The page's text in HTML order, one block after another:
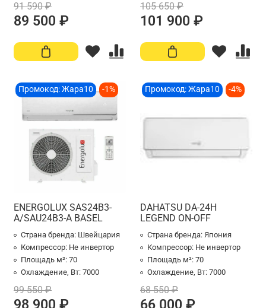
91 590 ₽
89 500 ₽
105 650 ₽
101 900 ₽
Промокод: Жара10 -1%
ENERGOLUX SAS24B3-
A/SAU24B3-A BASEL
Страна бренда: Швейцария
Компрессор: Не инвертор
Площадь м²: 70
Охлаждение, Вт: 7000
99 550 ₽
Промокод: Жара10 -4%
DAHATSU DA-24H
LEGEND ON-OFF
Страна бренда: Япония
Компрессор: Не инвертор
Площадь м²: 70
Охлаждение, Вт: 7000
68 550 ₽